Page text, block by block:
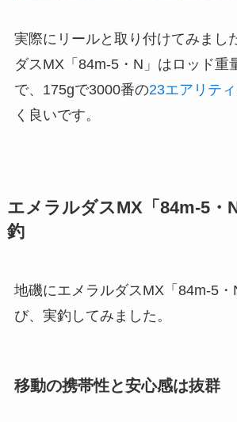
実際にリールと取り付けてみまし
ダスMX「84m-5・N」はロッド重
で、175gで3000番の23エアリティ
く良いです。
エメラルダスMX「84m-5・
釣
地磯にエメラルダスMX「84m-5・
び、実釣してみました。
移動の携帯性と安心感は抜群